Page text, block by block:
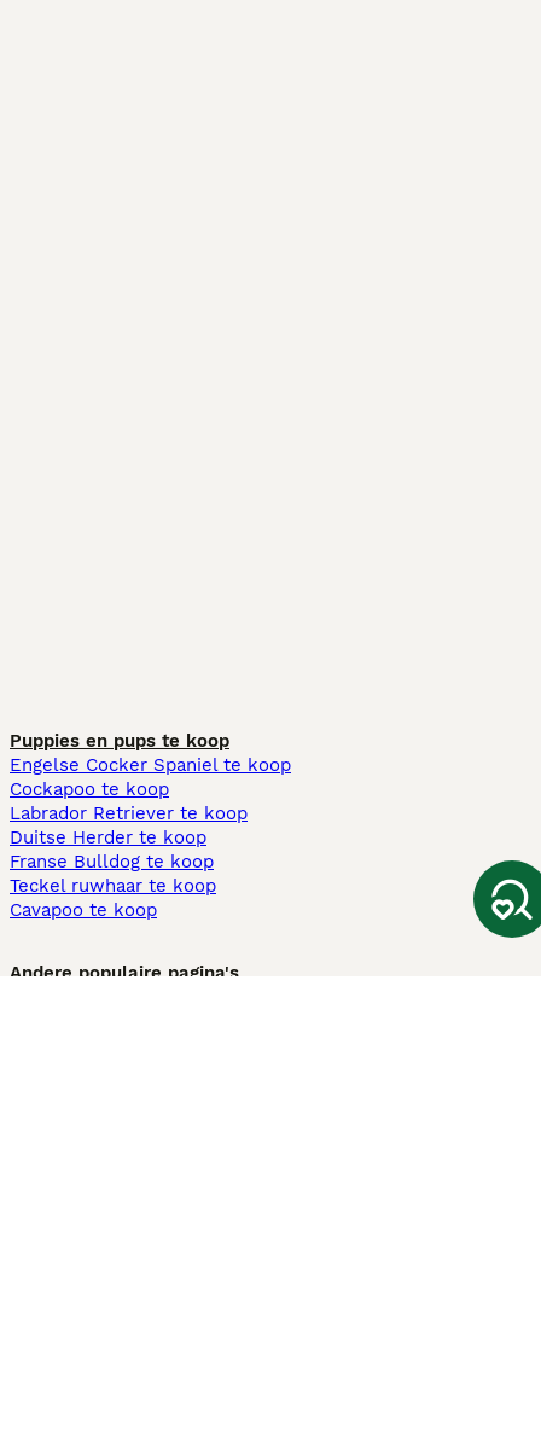
Puppies en pups te koop
Engelse Cocker Spaniel te koop
Cockapoo te koop
Labrador Retriever te koop
Duitse Herder te koop
Franse Bulldog te koop
Teckel ruwhaar te koop
Cavapoo te koop
Andere populaire pagina's